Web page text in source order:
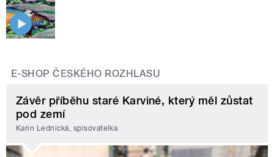
E-SHOP ČESKÉHO ROZHLASU
Závěr příběhu staré Karviné, který měl zůstat
pod zemí
Karin Lednická, spisovatelka